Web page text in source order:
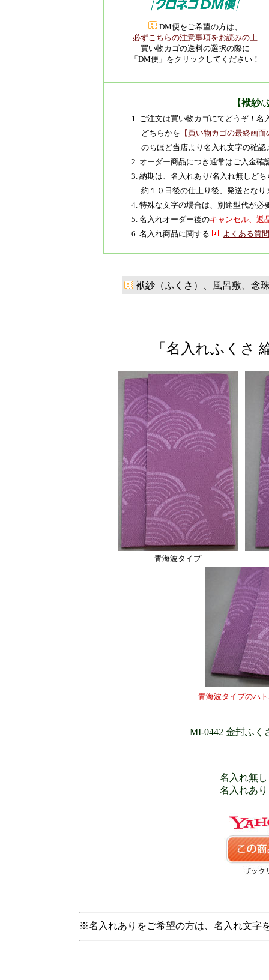
DM便をご希望の方は、
必ずこちらの注意事項をお読みの上
買い物カゴの送料の選択の際に
「DM便」をクリックしてください！
【袱紗
1. ご注文は買い物カゴにてどうぞ！
どちらかを 【買い物カゴの最終画
のちほど当店より名入れ文字の確認
2. オーダー商品につき通常はご入金確
3. 納期は、名入れあり/名入れ無しど
約１０日後の仕上り後、発送となり
4. 特殊な文字の場合は、別途型代が
5. 名入れオーダー後のキャンセル、返
6. 名入れ商品に関する
よくある質
袱紗（ふくさ）、風呂敷、念
「名入れふくさ
青海波タイプ
青海波タイプのハ
MI-0442 金封ふく
名入れ無
名入れあ
※名入れありをご希望の方は、名入れ文字